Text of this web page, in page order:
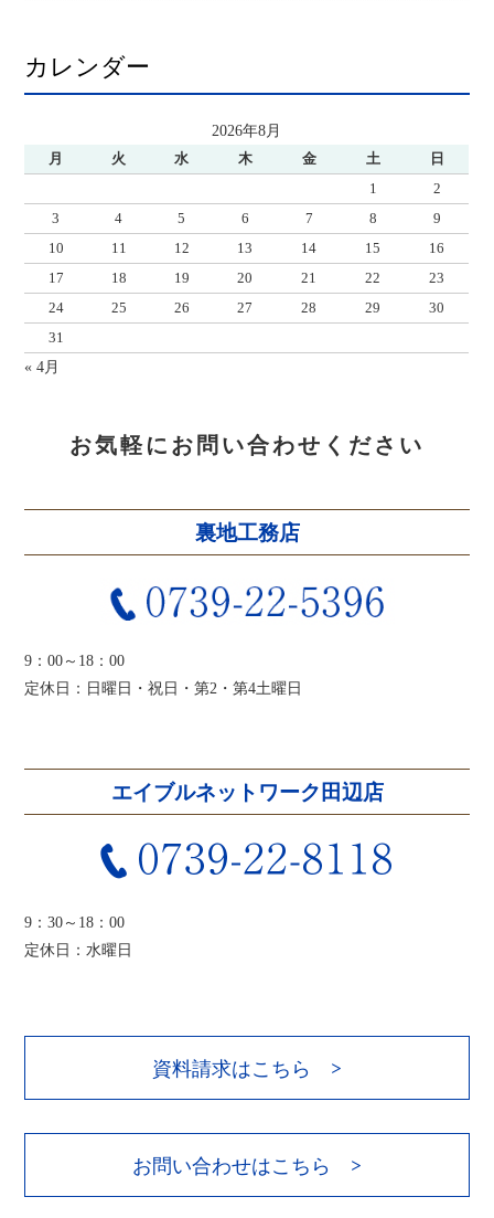
カレンダー
2026年8月
月 火 水 木 金 土
日
1
2
3
4 5 6 7 8
9
10
11 12 13 14 15
16
17
18 19 20 21 22
23
24
25 26 27 28 29
30
31
« 4月
お気軽にお問い合わせください
裏地工務店
9：00～18：00
定休日：日曜日・祝日・第2・第4土曜日
エイブルネットワーク田辺店
9：30～18：00
定休日：水曜日
資料請求はこちら >
お問い合わせはこちら >